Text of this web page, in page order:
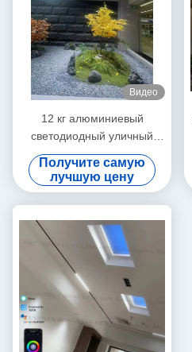
Видео
12 кг алюминиевый
светодиодный уличный
фонарь L600*W600*H220
мм Идеально подходит для
энергосберегающего
наружного освещения
Получите самую
лучшую цену